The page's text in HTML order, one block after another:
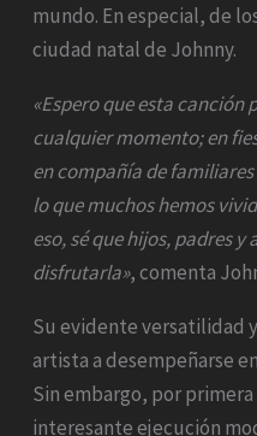
mundo. En especial, de
ciudad natal de Johnny.
«Espero que esta canción
cualquier momento; en
en compañía de
lo que muchos hemos
eso, sé que hijos, padres y
disfrutarla», comenta
Su evidente versatilidad
artista a desempeñarse
Sin embargo, por primera
interesante ejecución